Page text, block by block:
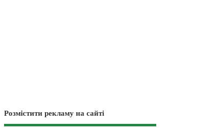
Розмістити рекламу на сайті